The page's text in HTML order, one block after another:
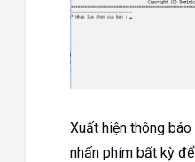
Xuất hiện thông
nhấn phím bất kỳ